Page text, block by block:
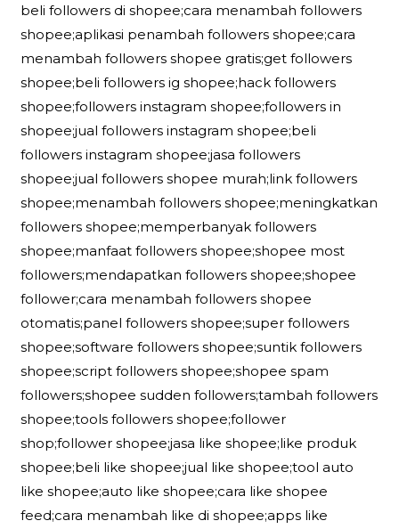
beli followers di shopee;cara menambah followers
shopee;aplikasi penambah followers shopee;cara
menambah followers shopee gratis;get followers
shopee;beli followers ig shopee;hack followers
shopee;followers instagram shopee;followers in
shopee;jual followers instagram shopee;beli
followers instagram shopee;jasa followers
shopee;jual followers shopee murah;link followers
shopee;menambah followers shopee;meningkatkan
followers shopee;memperbanyak followers
shopee;manfaat followers shopee;shopee most
followers;mendapatkan followers shopee;shopee
follower;cara menambah followers shopee
otomatis;panel followers shopee;super followers
shopee;software followers shopee;suntik followers
shopee;script followers shopee;shopee spam
followers;shopee sudden followers;tambah followers
shopee;tools followers shopee;follower
shop;follower shopee;jasa like shopee;like produk
shopee;beli like shopee;jual like shopee;tool auto
like shopee;auto like shopee;cara like shopee
feed;cara menambah like di shopee;apps like